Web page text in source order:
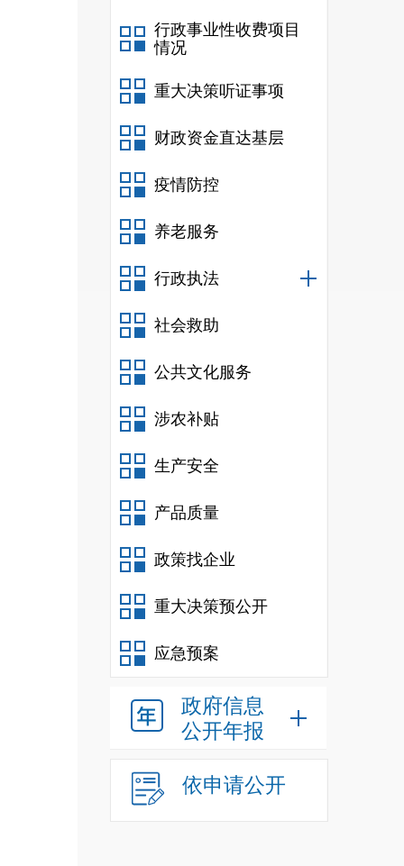
行政事业性收费项目
情况
重大决策听证事项
财政资金直达基层
疫情防控
养老服务
行政执法
社会救助
公共文化服务
涉农补贴
生产安全
产品质量
政策找企业
重大决策预公开
应急预案
政府信息
公开年报
依申请公开